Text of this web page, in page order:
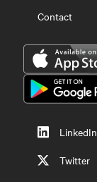
Contact
LinkedIn
Twitter